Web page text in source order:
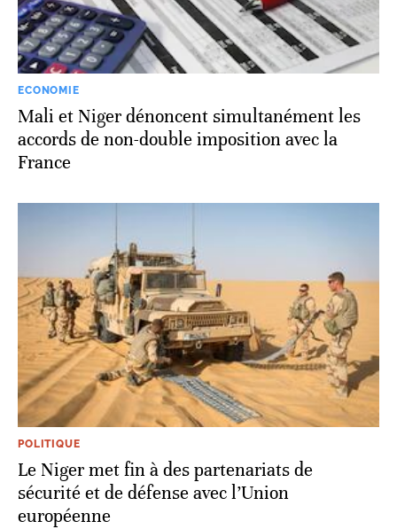
ECONOMIE
Mali et Niger dénoncent simultanément les
accords de non-double imposition avec la
France
POLITIQUE
Le Niger met fin à des partenariats de
sécurité et de défense avec l’Union
européenne